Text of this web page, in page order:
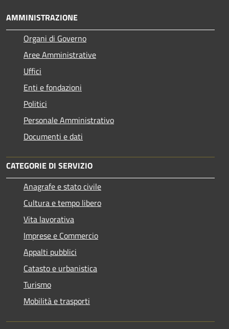
AMMINISTRAZIONE
Organi di Governo
Aree Amministrative
Uffici
Enti e fondazioni
Politici
Personale Amministrativo
Documenti e dati
CATEGORIE DI SERVIZIO
Anagrafe e stato civile
Cultura e tempo libero
Vita lavorativa
Imprese e Commercio
Appalti pubblici
Catasto e urbanistica
Turismo
Mobilità e trasporti